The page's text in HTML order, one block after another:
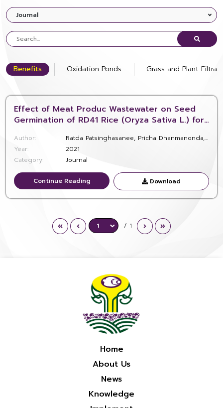
Journal
Benefits Oxidation Ponds Grass and Plant
Effect of Meat Produc Wastewater on Seed
Germination of RD41 Rice (Oryza Sativa L.) for
Author:
Ratda Patsinghasanee, Pricha Dhanmanonda, Surat Bualert, Onanong Phewnil, and Damrongvudhi Onwimol
Year:
2021
Category:
Journal
Continue Reading Download
Continue Reading Download
/ 1
Home
About Us
News
Knowledge